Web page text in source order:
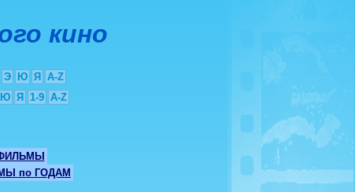
кино
Э Ю Я
A-Z
Ю Я 1-9 A-Z
по ГОДАМ